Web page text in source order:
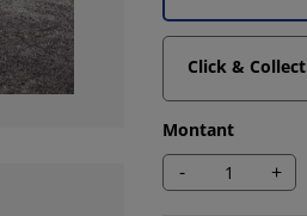
Click & Collect
Montant
- +